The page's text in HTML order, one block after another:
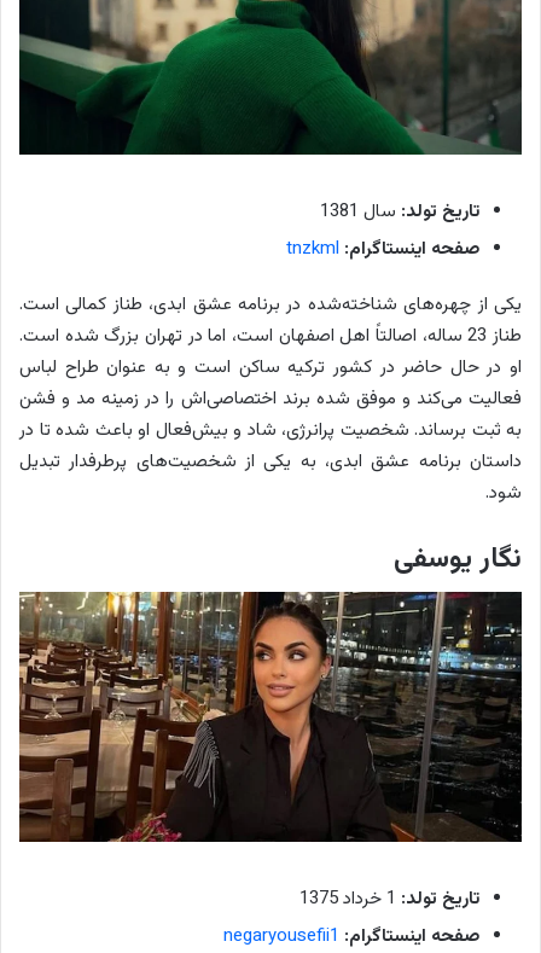
تاریخ تولد: سال 1381
صفحه اینستاگرام: tnzkml
یکی از چهره‌های شناخته‌شده در برنامه عشق ابدی، طناز کمالی است.
طناز 23 ساله، اصالتاً اهل اصفهان است، اما در تهران بزرگ شده است.
او در حال حاضر در کشور ترکیه ساکن است و به عنوان طراح لباس
فعالیت می‌کند و موفق شده برند اختصاصی‌اش را در زمینه مد و فشن
به ثبت برساند. شخصیت پرانرژی، شاد و بیش‌فعال او باعث شده تا در
داستان برنامه عشق ابدی، به یکی از شخصیت‌های پرطرفدار تبدیل
شود.
نگار یوسفی
تاریخ تولد:
صفحه اینستاگرام: negaryousefii1